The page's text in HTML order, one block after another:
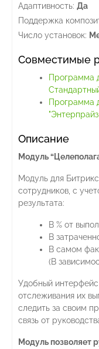
Адаптивность: Да
Поддержка
Число установок:
Совместимые
Программа
Программа
Описание
Модуль
Модуль для
сотрудников, с
результата:
В % от
В
В самом
(В
Удобный интерфейс
отслеживания их
следить за своим
связь от
Модуль позволяет р